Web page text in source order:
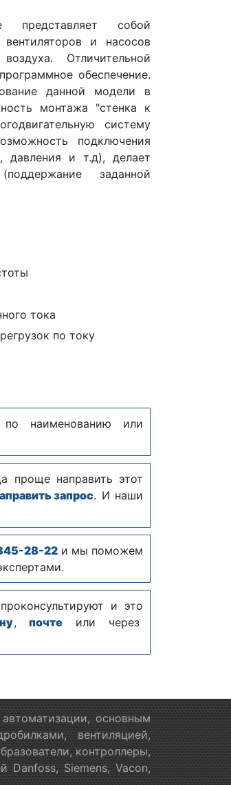
собой
и насосов
Отличительной
обеспечение.
данной модели в
монтажа "стенка к
систему
подключения
давления и т.д), делает
заданной
тока
по току
наименованию или
проще направить этот
запрос. И наши
28-22и мы поможем
и это
,почте или через
основным
вентиляцией,
контроллеры,
Danfoss, Siemens, Vacon,